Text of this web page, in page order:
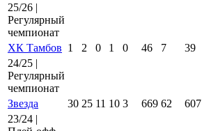
25/26 |
Регулярный
чемпионат
ХК Тамбов 1 2 0 1 0 46 7 39
24/25 |
Регулярный
чемпионат
Звезда
30 25 11 10 3 669 62 607
23/24 |